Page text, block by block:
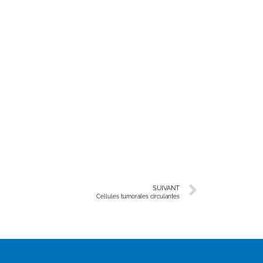
SUIVANT
Cellules tumorales circulantes